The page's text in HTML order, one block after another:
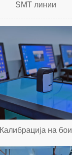
SMT линии
Калибрација на бои